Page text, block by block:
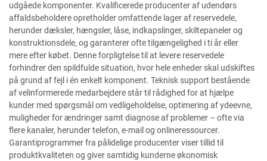
udgåede komponenter. Kvalificerede producenter af udendørs
affaldsbeholdere opretholder omfattende lager af reservedele,
herunder dæksler, hængsler, låse, indkapslinger, skiltepaneler og
konstruktionsdele, og garanterer ofte tilgængelighed i ti år eller
mere efter købet. Denne forpligtelse til at levere reservedele
forhindrer den spildfulde situation, hvor hele enheder skal udskiftes
på grund af fejl i én enkelt komponent. Teknisk support bestående
af velinformerede medarbejdere står til rådighed for at hjælpe
kunder med spørgsmål om vedligeholdelse, optimering af ydeevne,
muligheder for ændringer samt diagnose af problemer – ofte via
flere kanaler, herunder telefon, e-mail og onlineressourcer.
Garantiprogrammer fra pålidelige producenter viser tillid til
produktkvaliteten og giver samtidig kunderne økonomisk